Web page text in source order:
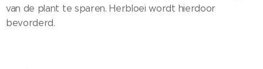
van de plant te sparen. Herbloei wordt hierdoor
bevorderd.